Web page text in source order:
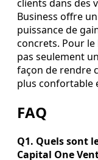
clients dans des
Business offre
puissance de
concrets. Pour le
pas seulement
façon de rendre
plus confortable
FAQ
Q1. Quels sont
Capital One